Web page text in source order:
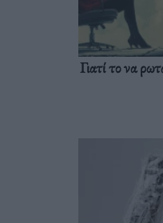
Γιατί το να